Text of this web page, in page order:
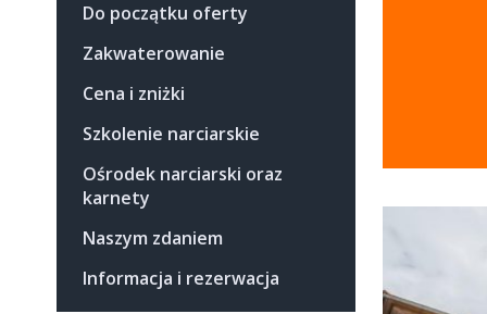
Do początku oferty
Zakwaterowanie
Cena i zniżki
Szkolenie narciarskie
Ośrodek narciarski oraz
karnety
Naszym zdaniem
Informacja i rezerwacja